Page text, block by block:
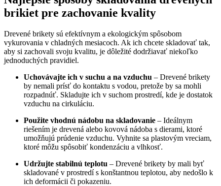
brikiet pre zachovanie kvality
Drevené brikety sú efektívnym a ekologickým ​spôsobom
vykurovania v chladných mesiacoch. Ak ich chcete skladovať ​tak,
aby si zachovali svoju kvalitu, je ⁢dôležité dodržiavať niekoľko
jednoduchých pravidiel.
Uchovávajte ⁣ich v suchu a na vzduchu – Drevené brikety
by nemali prísť do kontaktu s ‌vodou, pretože by sa ⁢mohli
rozpadnúť. Skladujte ich v suchom ‍prostredí, kde je dostatok
vzduchu na cirkuláciu.
Použite vhodnú nádobu ‍na skladovanie – Ideálnym
riešením je drevená alebo kovová ⁣nádoba⁣ s dierami, ⁢ktoré
umožňujú‍ prúdenie vzduchu. ⁤Vyhnite sa ⁣plastovým vreciam,⁣
ktoré‍ môžu spôsobiť kondenzáciu a vlhkosť.
Udržujte ⁣stabilnú⁣ teplotu – Drevené brikety by mali byť
‍skladované v prostredí s konštantnou teplotou, ​aby‍ nedošlo k
ich deformácii či pokazeniu.